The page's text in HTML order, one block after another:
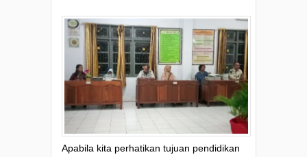
Apabila kita perhatikan tujuan pendidikan